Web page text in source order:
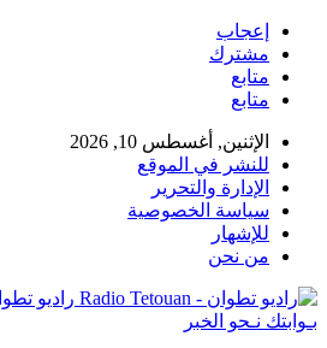
إعجاب
مشترك
متابع
متابع
الإثنين, أغسطس 10, 2026
للنشر في الموقع
الإدارة والتحرير
سياسة الخصوصية
للإشهار
من نحن
بـوابتك نـحو الخبر